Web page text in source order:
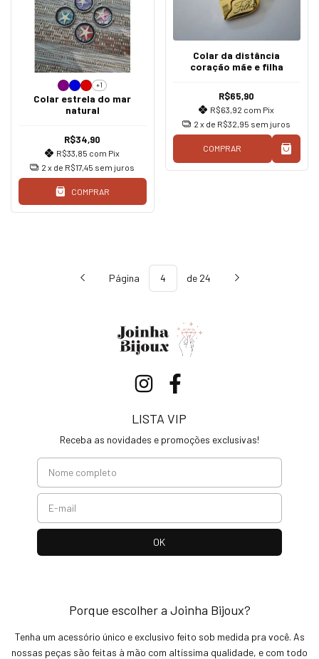
+1
Colar estrela do mar
natural
R$34,90
R$33,85 com Pix
2 x de R$17,45 sem juros
COMPRAR
Colar da distância
coração mãe e filha
R$65,90
R$63,92 com Pix
2 x de R$32,95 sem juros
COMPRAR
Página de 24
LISTA VIP
Receba as novidades e promoções exclusivas!
Porque escolher a Joinha Bijoux?
Tenha um acessório único e exclusivo feito sob medida pra você. As
nossas peças são feitas à mão com altíssima qualidade, e com todo